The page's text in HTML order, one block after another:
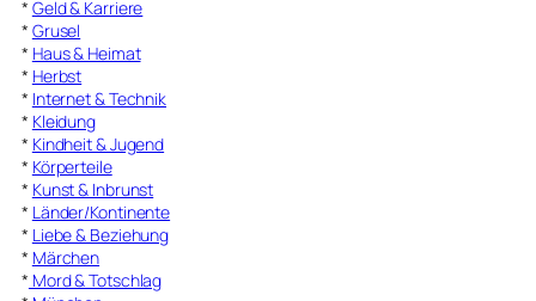
* Geld & Karriere
* Grusel
* Haus & Heimat
* Herbst
* Internet & Technik
* Kleidung
* Kindheit & Jugend
* Körperteile
* Kunst & Inbrunst
* Länder/Kontinente
* Liebe & Beziehung
* Märchen
* Mord & Totschlag